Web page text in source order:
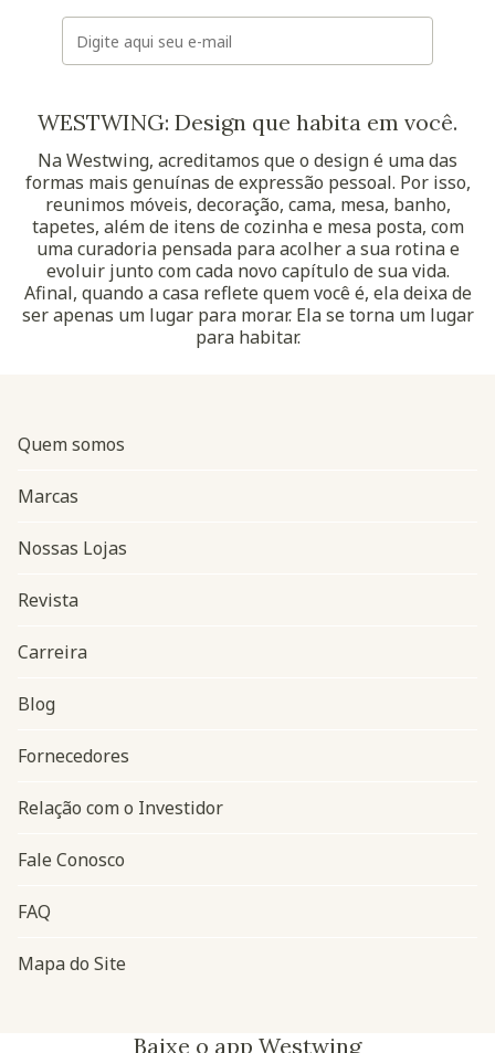
E-mail
WESTWING: Design que habita em você.
Na Westwing, acreditamos que o design é uma das
formas mais genuínas de expressão pessoal. Por isso,
reunimos móveis, decoração, cama, mesa, banho,
tapetes, além de itens de cozinha e mesa posta, com
uma curadoria pensada para acolher a sua rotina e
evoluir junto com cada novo capítulo de sua vida.
Afinal, quando a casa reflete quem você é, ela deixa de
ser apenas um lugar para morar. Ela se torna um lugar
para habitar.
Navegação do rodapé
Quem somos
Marcas
Nossas Lojas
Revista
Carreira
Blog
Fornecedores
Relação com o Investidor
Fale Conosco
FAQ
Mapa do Site
Baixe o app Westwing